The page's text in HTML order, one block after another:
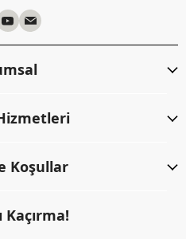
Koşullar
Kaçırma!